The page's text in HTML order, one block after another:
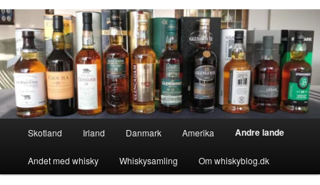
Skotland Irland Danmark Amerika Andre lande
Andet med whisky Whiskysamling Om whiskyblog.dk